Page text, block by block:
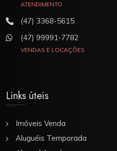
ATENDIMENTO
(47) 3368-5615
(47) 99991-7782
VENDAS E LOCAÇÕES
Links úteis
Imóveis Venda
Aluguéis Temporada